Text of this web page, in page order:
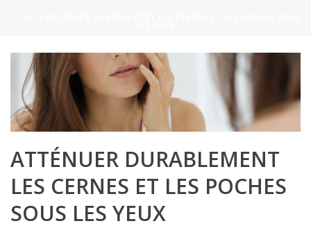
ATTÉNUER DURABLEMENT
LES CERNES ET LES POCHES
SOUS LES YEUX